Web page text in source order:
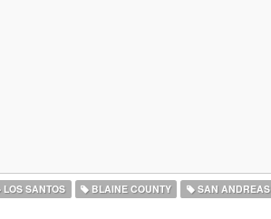
LOS SANTOS BLAINE COUNTY SAN ANDREAS